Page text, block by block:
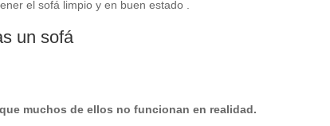
el sofá limpio y en buen estado .
un sofá
muchos de ellos no funcionan en realidad.